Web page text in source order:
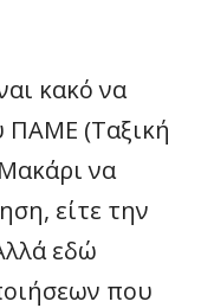
κακό να
ΠΑΜΕ (Ταξική
να
είτε την
εδώ
που